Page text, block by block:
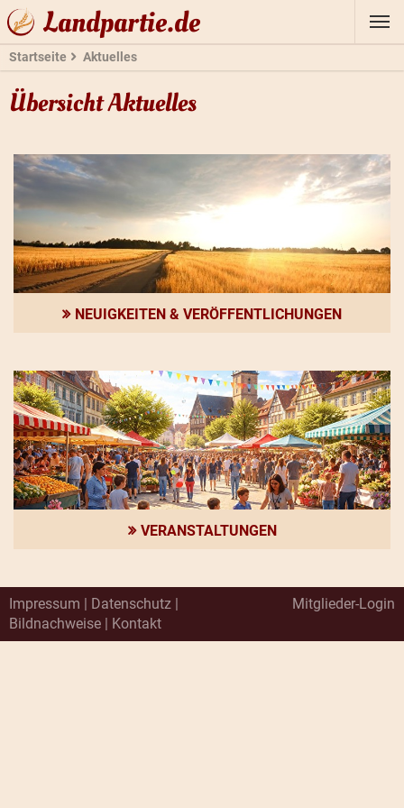
Landpartie.de
Startseite Aktuelles
Übersicht Aktuelles
NEUIGKEITEN & VERÖFFENTLICHUNGEN
VERANSTALTUNGEN
Impressum | Datenschutz |
Bildnachweise | Kontakt
Mitglieder-Login